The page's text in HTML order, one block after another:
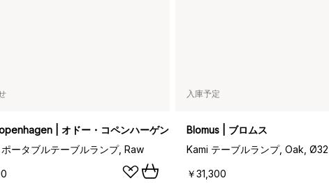
| オドー・コペンハーゲン
ータブルテーブルランプ, Raw
入庫予定
Blomus | ブロムス
Kami テーブルランプ, Oak,
￥31,300